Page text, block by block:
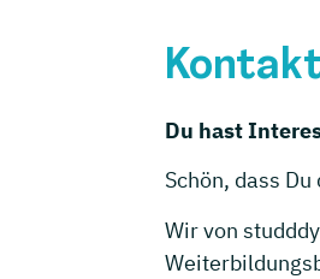
Du hast
Schön, dass
Wir von